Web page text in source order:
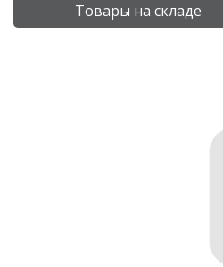
Товары на складе